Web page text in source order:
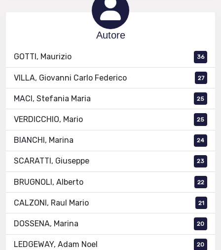
Autore
GOTTI, Maurizio 36
VILLA, Giovanni Carlo Federico 27
MACI, Stefania Maria 25
VERDICCHIO, Mario 25
BIANCHI, Marina 24
SCARATTI, Giuseppe 23
BRUGNOLI, Alberto 22
CALZONI, Raul Mario 21
DOSSENA, Marina 20
LEDGEWAY, Adam Noel 20